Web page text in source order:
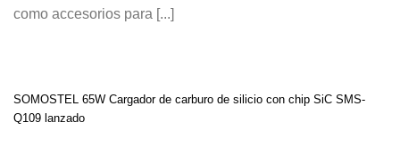
como accesorios para [...]
SOMOSTEL 65W Cargador de carburo de silicio con chip SiC SMS-
Q109 lanzado